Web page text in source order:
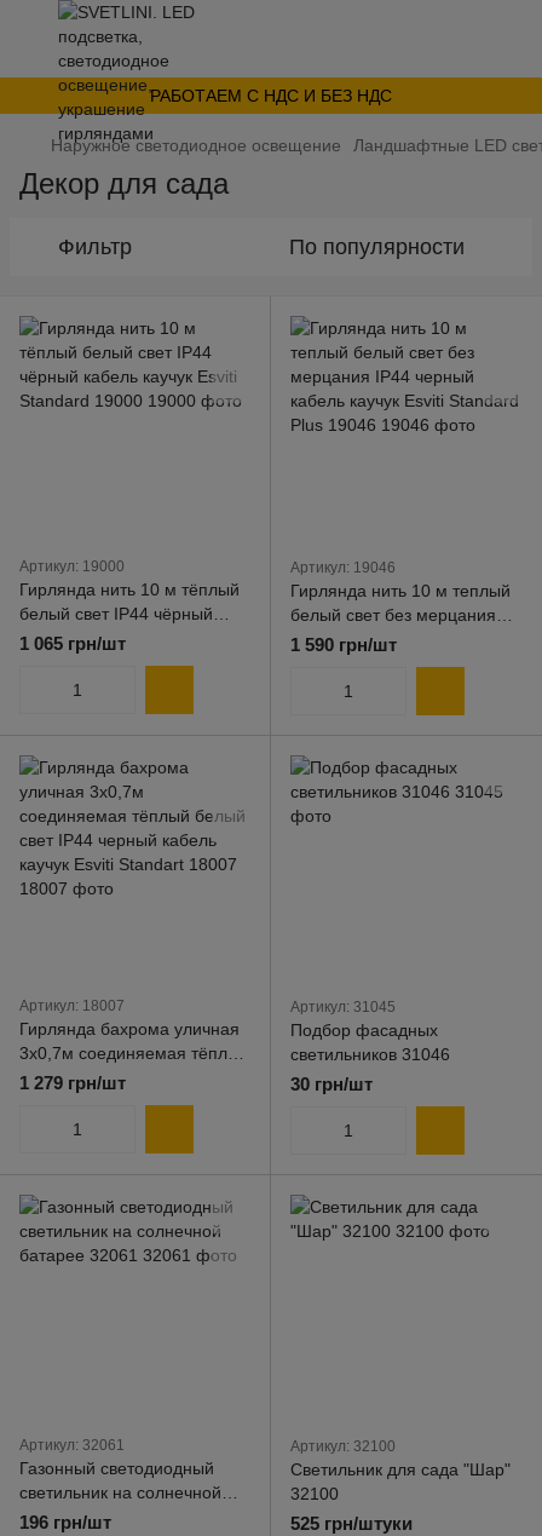
РАБОТАЕМ С НДС И БЕЗ НДС
Наружное светодиодное освещение Ландшафтные LED
Декор для сада
Фильтр По популярности
Артикул: 19000
Гирлянда нить 10 м тёплый
белый свет IP44 чёрный
кабель каучук Esviti Standard
1 065 грн/шт
Артикул: 19046
Гирлянда нить 10 м теплый
белый свет без мерцания
IP44 черный кабель каучук
Esviti Standard Plus 19046
1 590 грн/шт
Артикул: 18007
Гирлянда бахрома уличная
3х0,7м соединяемая тёплый
белый свет IP44 черный
кабель каучук Esviti Standart
1 279 грн/шт
Артикул: 31045
Подбор фасадных
светильников 31046
30 грн/шт
Артикул: 32061
Газонный светодиодный
светильник на солнечной
батарее 32061
196 грн/шт
Артикул: 32100
Светильник для сада "Шар"
32100
525 грн/штуки